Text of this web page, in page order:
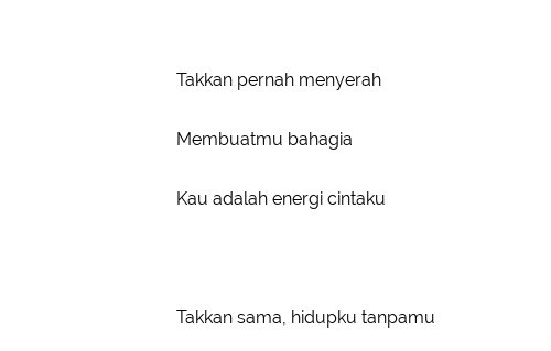
Takkan pernah menyerah
Membuatmu bahagia
Kau adalah energi cintaku
Takkan sama, hidupku tanpamu